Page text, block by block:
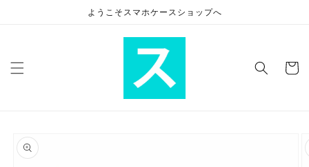
ようこそスマホケースショップへ
ー
報にス
キップ